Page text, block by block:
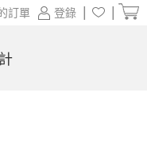
登錄
訂單